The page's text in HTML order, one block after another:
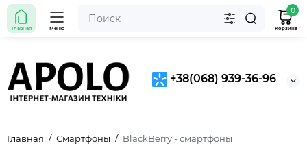
+38(068) 939-36-96
Главная Меню
0
Корзина
Главная Смартфоны BlackBerry - смартфоны